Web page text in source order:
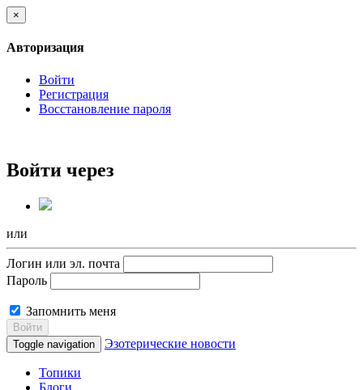
×
Авторизация
Войти
Регистрация
Восстановление пароля
Войти через
или
Логин или эл. почта
Пароль
Запомнить меня
Войти
Toggle navigation
Эзотерические новости
Топики